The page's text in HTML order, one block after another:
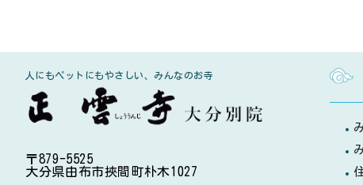
人にもペットにもやさしい、みんなのお寺
〒879-5525
大分県由布市挾間町朴木1027